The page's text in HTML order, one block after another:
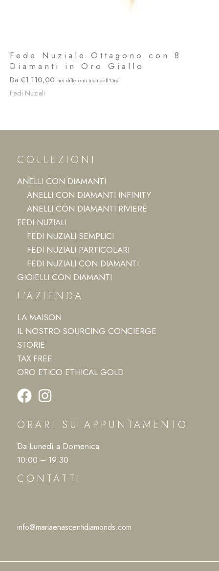
Fede Nuziale Ottagono con 8
Diamanti in Oro Giallo
1.110,00
Fedi Nuziali
COLLEZIONI
ANELLI CON DIAMANTI
ANELLI CON DIAMANTI INFINITY
ANELLI CON DIAMANTI RIVIERE
FEDI NUZIALI
FEDI NUZIALI SEMPLICI
FEDI NUZIALI PARTICOLARI
FEDI NUZIALI CON DIAMANTI
GIOIELLI CON DIAMANTI
L’AZIENDA
LA MAISON
IL NOSTRO SOURCING CONCIERGE
STORIE
TAX FREE
ORO ETICO ETHICAL GOLD
ORARI SU APPUNTAMENTO
Da Lunedì a Domenica
10:00 – 19:30
CONTATTI
info@mariaenascentidiamonds.com